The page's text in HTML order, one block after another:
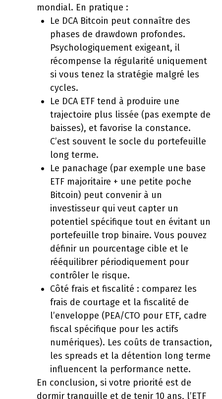
mondial. En pratique :
Le DCA Bitcoin peut connaître des
phases de drawdown profondes.
Psychologiquement exigeant, il
récompense la régularité uniquement
si vous tenez la stratégie malgré les
cycles.
Le DCA ETF tend à produire une
trajectoire plus lissée (pas exempte de
baisses), et favorise la constance.
C’est souvent le socle du portefeuille
long terme.
Le panachage (par exemple une base
ETF majoritaire + une petite poche
Bitcoin) peut convenir à un
investisseur qui veut capter un
potentiel spécifique tout en évitant un
portefeuille trop binaire. Vous pouvez
définir un pourcentage cible et le
rééquilibrer périodiquement pour
contrôler le risque.
Côté frais et fiscalité : comparez les
frais de courtage et la fiscalité de
l’enveloppe (PEA/CTO pour ETF, cadre
fiscal spécifique pour les actifs
numériques). Les coûts de transaction,
les spreads et la détention long terme
influencent la performance nette.
En conclusion, si votre priorité est de
dormir tranquille et de tenir 10 ans, l’ETF